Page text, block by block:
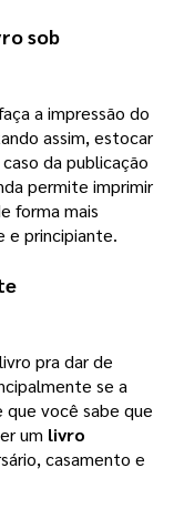
sob
a impressão do
assim, estocar
da publicação
permite imprimir
forma mais
e principiante.
pra dar de
se a
você sabe que
um livro
casamento e